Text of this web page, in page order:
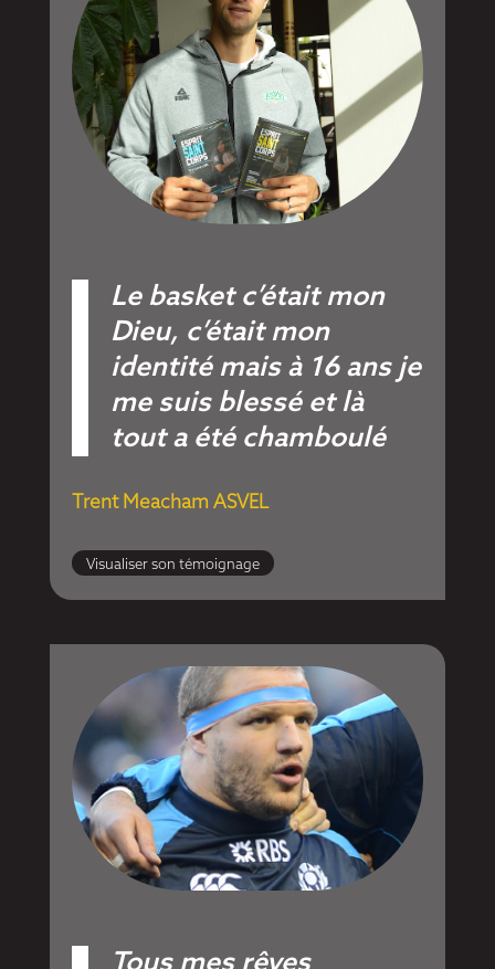
Le basket c’était mon
Dieu, c’était mon
identité mais à 16 ans je
me suis blessé et là
tout a été chamboulé
Trent Meacham ASVEL
Visualiser son témoignage